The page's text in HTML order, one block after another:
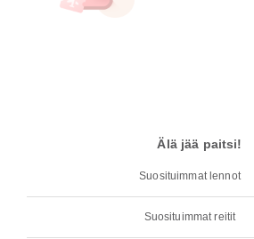
Älä jää paitsi!
Suosituimmat lennot
Suosituimmat reitit